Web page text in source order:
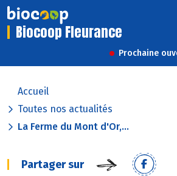
Biocoop Fleurance
Prochaine
Accueil
Toutes nos actualités
La Ferme du Mont d'Or,...
Partager sur